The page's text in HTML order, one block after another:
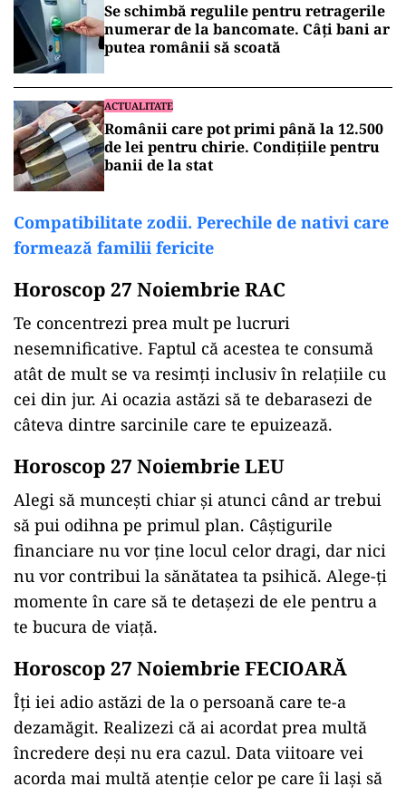
Se schimbă regulile pentru retragerile
numerar de la bancomate. Câți bani ar
putea românii să scoată
ACTUALITATE
Românii care pot primi până la 12.500
de lei pentru chirie. Condițiile pentru
banii de la stat
Compatibilitate zodii. Perechile de nativi care
formează familii fericite
Horoscop 27 Noiembrie RAC
Te concentrezi prea mult pe lucruri
nesemnificative. Faptul că acestea te consumă
atât de mult se va resimți inclusiv în relațiile cu
cei din jur. Ai ocazia astăzi să te debarasezi de
câteva dintre sarcinile care te epuizează.
Horoscop 27 Noiembrie LEU
Alegi să muncești chiar și atunci când ar trebui
să pui odihna pe primul plan. Câștigurile
financiare nu vor ține locul celor dragi, dar nici
nu vor contribui la sănătatea ta psihică. Alege-ți
momente în care să te detașezi de ele pentru a
te bucura de viață.
Horoscop 27 Noiembrie FECIOARĂ
Îți iei adio astăzi de la o persoană care te-a
dezamăgit. Realizezi că ai acordat prea multă
încredere deși nu era cazul. Data viitoare vei
acorda mai multă atenție celor pe care îi lași să